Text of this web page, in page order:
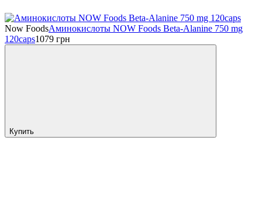
Now FoodsАминокислоты NOW Foods Beta-Alanine 750 mg
120caps1079 грн
Купить